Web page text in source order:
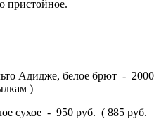
пристойное.
Адидже, белое брют - 2000
)
сухое - 950 руб. ( 885 руб.